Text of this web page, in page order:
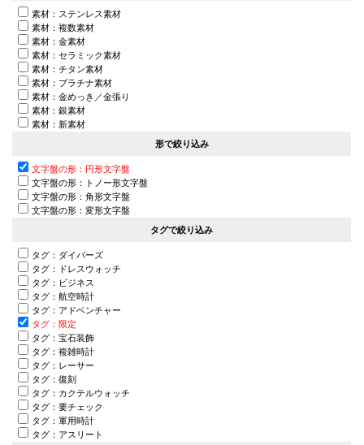
素材：ステンレス素材
素材：複数素材
素材：金素材
素材：セラミック素材
素材：チタン素材
素材：プラチナ素材
素材：金めっき／金張り
素材：銀素材
素材：新素材
形で絞り込み
文字盤の形：円形文字盤
文字盤の形：トノー形文字盤
文字盤の形：角形文字盤
文字盤の形：変形文字盤
タグで絞り込み
タグ：ダイバーズ
タグ：ドレスウォッチ
タグ：ビジネス
タグ：航空時計
タグ：アドベンチャー
タグ：限定
タグ：宝石装飾
タグ：複雑時計
タグ：レーサー
タグ：復刻
タグ：カクテルウォッチ
タグ：要チェック
タグ：軍用時計
タグ：アスリート